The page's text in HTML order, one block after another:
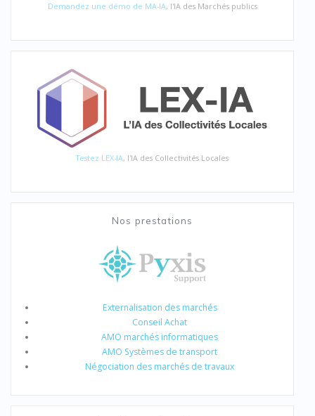
Demandez une démo de MA-IA, l'IA des Marchés publics
Testez LEX-IA, l'IA des Collectivités Locales
Nos prestations
Externalisation des marchés
Conseil Achat
AMO marchés informatiques
AMO Systèmes de transport
Négociation des marchés de travaux